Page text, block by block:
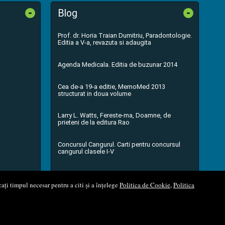
timpul necesar pentru a citi și a înțelegePolitica de Cookie,Politica
- Blog -
Prof. dr. Horia Traian Dumitriu, Paradontologie.
Editia a V-a, revazuta si adaugita
Agenda Medicala. Editia de buzunar 2014
Cea de-a 19-a editie, MemoMed 2013
structurat in doua volume
Larry L. Watts, Fereste-ma, Doamne, de
prieteni de la editura Rao
Concursul Cangurul. Carti pentru concursul
cangurul clasele I-V